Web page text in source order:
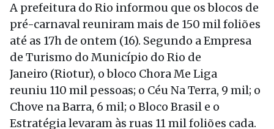
A prefeitura do Rio informou que os blocos de
pré-carnaval reuniram mais de 150 mil foliões
até as 17h de ontem (16). Segundo a Empresa
de Turismo do Município do Rio de
Janeiro (Riotur), o bloco Chora Me Liga
reuniu 110 mil pessoas; o Céu Na Terra, 9 mil; o
Chove na Barra, 6 mil; o Bloco Brasil e o
Estratégia levaram às ruas 11 mil foliões cada.